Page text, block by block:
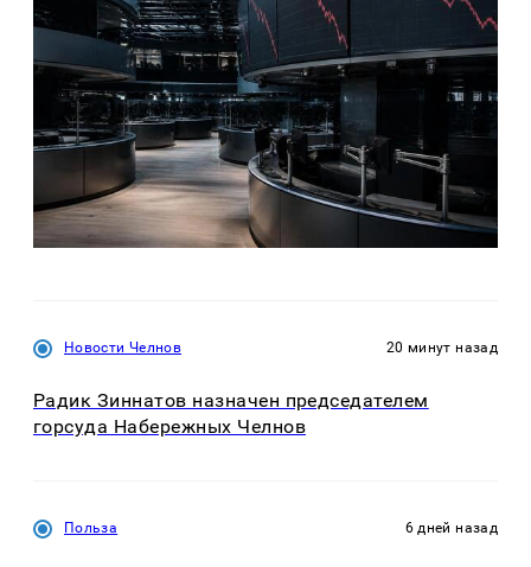
Новости Челнов 20 минут назад
Радик Зиннатов назначен председателем
горсуда Набережных Челнов
Польза 6 дней назад